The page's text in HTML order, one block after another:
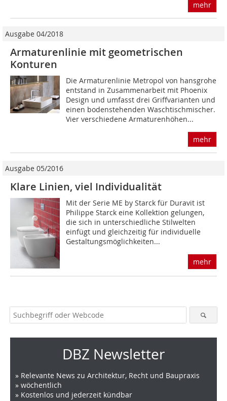
mehr
Ausgabe 04/2018
Armaturenlinie mit geometrischen
Konturen
Die Armaturenlinie Metropol von hansgrohe
entstand in Zusammenarbeit mit Phoenix
Design und umfasst drei Griffvarianten und
einen bodenstehenden Waschtischmischer.
Vier verschiedene Armaturenhöhen...
mehr
Ausgabe 05/2016
Klare Linien, viel Individualität
Mit der Serie ME by Starck für Duravit ist
Philippe Starck eine Kollektion gelungen,
die sich in unterschiedliche Stilwelten
einfügt und gleichzeitig für individuelle
Gestaltungsmöglichkeiten...
mehr
DBZ Newsletter
» Relevante News zu Architektur, Recht und Baupraxis
» wöchentlich
» Kostenlos und jederzeit kündbar